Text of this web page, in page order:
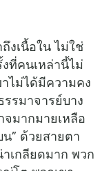
นื้อใน ไม่ใช่
ที่คนเหล่านี้ไม่
ไม่ได้มีความคง
รมาจารย์บาง
มากมายเหลือ
” ด้วยสายตา
เกลียดมาก พวก